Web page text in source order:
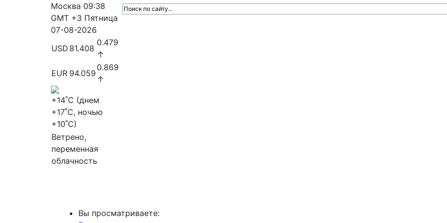
Москва 09:38
GMT +3 Пятница
07-08-2026
USD 81.408
0.479
↑
EUR 94.059
0.869
↑
+14˚C (днем
+17˚C, ночью
+10˚C)
Ветрено,
переменная
облачность
Вы просматриваете: